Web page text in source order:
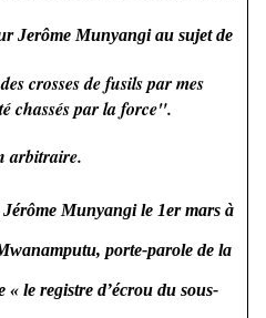
Jerôme Munyangi au sujet de
crosses de fusils par mes
chassés par la force".
arbitraire.
Munyangi le 1er mars à
porte-parole de la
le registre d’écrou du sous-